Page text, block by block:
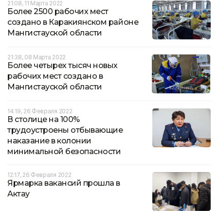
21:08, 11 Марта 2022
Более 2500 рабочих мест
создано в Каракиянском районе
Мангистауской области
21:38, 08 Марта 2022
Более четырех тысяч новых
рабочих мест создано в
Мангистауской области
14:19, 26 Февраля 2022
В столице на 100%
трудоустроены отбывающие
наказание в колонии
минимальной безопасности
12:17, 26 Февраля 2022
Ярмарка вакансий прошла в
Актау